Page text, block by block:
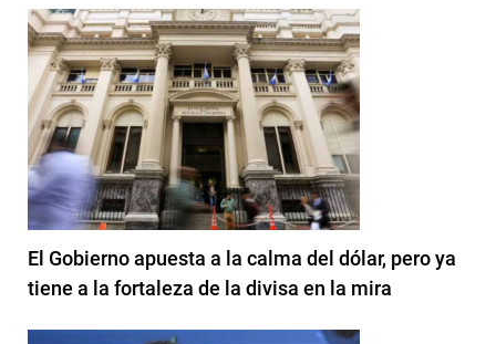
El Gobierno apuesta a la calma del dólar, pero ya
tiene a la fortaleza de la divisa en la mira